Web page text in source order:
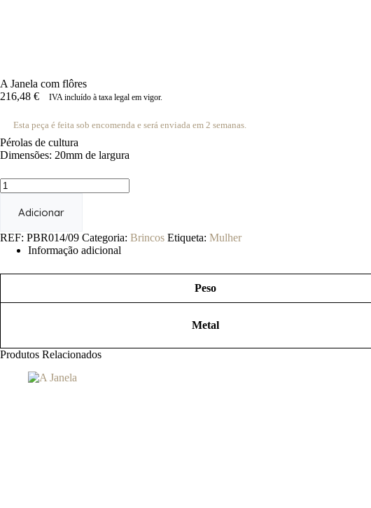
A Janela com flôres
216,48 € IVA incluído à taxa legal em vigor.
Esta peça é feita sob encomenda e será enviada em 2 semanas.
Pérolas de cultura
Dimensões: 20mm de largura
Quantidade
de
Janela
flôres
Adicionar
REF: PBR014/09 Categoria: Brincos Etiqueta: Mulher
Informação adicional
Peso
Metal
Produtos Relacionados